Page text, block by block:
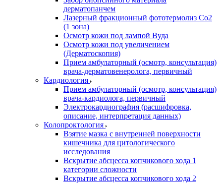
дерматопанчем
Лазерный фракционный фототермолиз Со2
(1 зона)
Осмотр кожи под лампой Вуда
Осмотр кожи под увеличением
(Дерматоскопия)
Прием амбулаторный (осмотр, консультация)
врача-дерматовенеролога, первичный
Кардиология
Прием амбулаторный (осмотр, консультация)
врача-кардиолога, первичный
Электрокардиография (расшифровка,
описание, интерпретация данных)
Колопроктология
Взятие мазка с внутренней поверхности
кишечника для цитологического
исследования
Вскрытие абсцесса копчикового хода 1
категории сложности
Вскрытие абсцесса копчикового хода 2